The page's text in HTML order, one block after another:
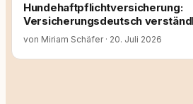
Hundehaftpflichtversicherung:
Versicherungsdeutsch
von Miriam Schäfer · 20. Juli 2026